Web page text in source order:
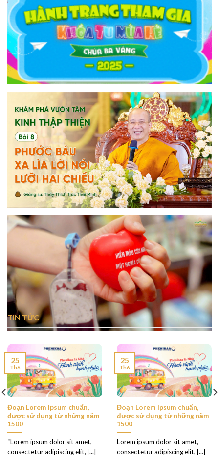
TIN TỨC
Đoạn Lorem Ipsum chuẩn,
được sử dụng từ những năm
1500
“Lorem ipsum dolor sit amet,
consectetur adipiscing elit, [...]
25
Th6
Đoạn Lorem Ipsum chuẩn,
được sử dụng từ những năm
1500
Lorem ipsum dolor sit amet,
consectetur adipiscing elit, [...]
25
Th6